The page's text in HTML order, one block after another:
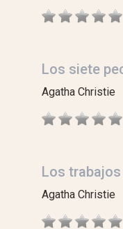
Los siete
Agatha Christie
Los
Agatha Christie